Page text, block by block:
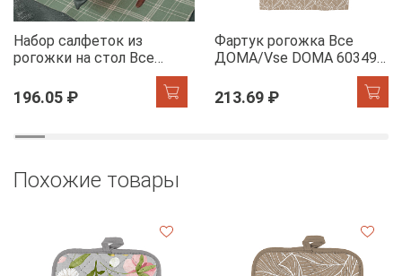
Набор салфеток из
рогожки на стол Все
ДОМА/Vse DOMA 60165-
1 Камилла
196.05 ₽
Фартук рогожка Все
ДОМА/Vse DOMA 60349-
213.69 ₽
Похожие товары